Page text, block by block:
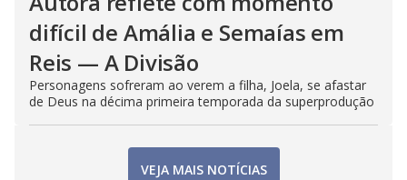
difícil de Amália e Semaías em
Reis — A Divisão
Personagens sofreram ao verem a filha, Joela, se afastar
de Deus na décima primeira temporada da superprodução
VEJA MAIS NOTÍCIAS